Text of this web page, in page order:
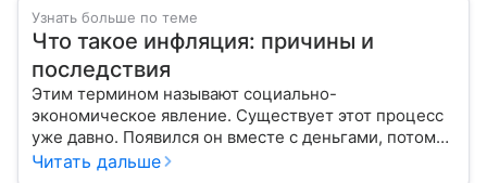
Узнать больше по теме
Что такое инфляция: причины и
последствия
Этим термином называют социально-
экономическое явление. Существует этот процесс
уже давно. Появился он вместе с деньгами, потому
что эти составляющие неразрывно связаны друг с
Читать дальше